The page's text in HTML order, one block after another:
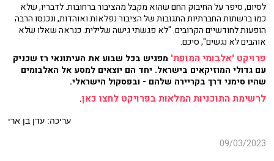
לסיום, סיפר על החיבוק החם שהוא מקבל מהציבור ברחובות. לדבריו, שלא
כמו ברשתות החברתיות התגובות של הציבור נפלאות ואוהדות, ונכנסו הרבה
הופעות לחודשיים הקרובים. "לא פגשתי גישה שלילית. כנראה שאלו שלא
אוהבים לא נגשים", סיכם.
פרויקט 'אלבומי המופת' מפגיש בכל שבוע את העיתונאי רז שכניק
עם גדולי המוזיקאים בישראל. יחד הם יוצאים למסע אל האלבומים
שהיו סימני דרך בקריירה שלהם - ובפסקול הישראלי.
לרשימת התוכניות המלאות בפרויקט לחצו כאן.
עריכה: עדן בן ארי
09/03/2023